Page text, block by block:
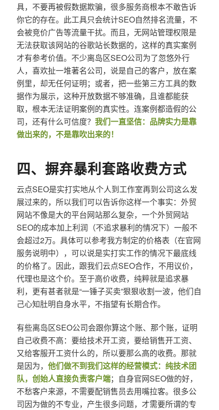
具，不要再被假数据欺骗，很多服务商根本不敢告诉
你它的存在。此工具只会统计SEO自然排名流量，不
会被竞价广告等流量干扰。而且，无网站管理权限是
无法获取该网站的谷歌站长数据的，这样的真实案例
才有参考价值。不少离岛区SEO公司为了忽悠外行
人，喜欢扯一堆著名公司，说是自己的客户，放在案
例里，却无任何证明；或者，把一些第三方工具的数
据作为展示，这种开放数据不够准确，且谁都能获
取，根本无法证明案例的真实性。连案例都造假的公
司，还有什么可信度？ 我们一直坚信：品牌实力是靠
做出来的，不是靠吹出来的！
四、摒弃暴利套路收费方式
云点SEO是实打实地从个人到工作室再到公司这么发
展过来的，所以我们可以告诉你这样一个事实：外贸
网站不像是大的平台网站那么复杂，一个外贸网站
SEO的成本加上利润（不追求暴利的情况下）一般不
会超过2万。具体可以参考我方制定的价格表（在官网
服务说明中），可以说是实打实工作的情况下最底线
的价格了。因此，跟我们云点SEO合作，不用议价，
代理也是这个价。至于高价收费，纯粹就是追求暴
利，更有甚者就是“一锤子买卖”狠狠收割一波，他们自
己心知肚明自身水平，不指望有长期合作。
有些离岛区SEO公司会跟你算这个账、那个账，证明
自己收费不高：要给技术开工资，要给销售开工资、
又给客服开工资什么的，所以要那么高的收费。那就
是因为， 他们做不到我们这样的经营模式：纯技术团
队，创始人直接负责客户端；自身官网SEO做的好，
不愁客户来源，不需要配销售员去用嘴拉客。很多公
司因为做的不专业，产生很多问题，才需要所谓的专